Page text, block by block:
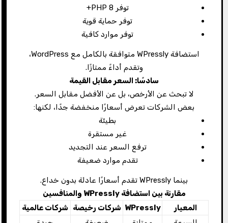
توفر PHP 8+
توفر حماية قوية
توفر موارد كافية
استضافة WPressly متوافقة بالكامل مع WordPress،
وتقدم أداءً ممتازًا.
سادسًا: السعر مقابل القيمة
لا تبحث عن الأرخص، بل عن الأفضل مقابل السعر.
بعض الشركات تعرض أسعارًا منخفضة جدًا، لكنها:
بطيئة
غير مستقرة
ترفع السعر عند التجديد
تقدم موارد ضعيفة
بينما WPressly تقدم أسعارًا عادلة بدون خداع.
مقارنة بين استضافة WPressly
والمنافسين
المعيار
WPressly شركات رخيصة
شركات عالمية